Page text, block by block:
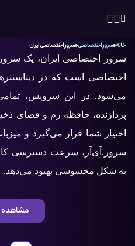
خانه سرور اختصاصی سرور اختصاصی ایران
سرور اختصاصی ایران، یک سرور
اختصاصی است که در
می‌شود. در این سرویس،
پردازنده، حافظه رم و فضای
اختیار شما قرار می‌گیرد و
سرور.آی‌آر، سرعت دسترسی
به شکل محسوسی بهبود می‌دهد.
مشاهده